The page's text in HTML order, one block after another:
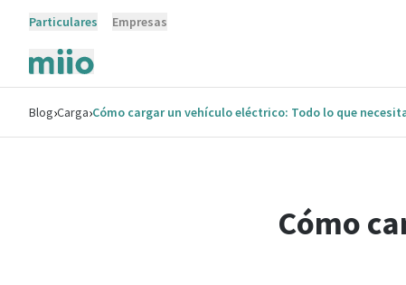
Particulares Empresas
Blog›Carga›Cómo cargar un vehículo eléctrico: Todo lo que
Cómo